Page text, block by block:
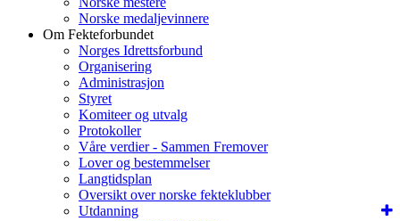
Norske medaljevinnere
Om Fekteforbundet
Norges Idrettsforbund
Organisering
Administrasjon
Styret
Komiteer og utvalg
Protokoller
Våre verdier - Sammen Fremover
Lover og bestemmelser
Langtidsplan
Oversikt over norske fekteklubber
Utdanning